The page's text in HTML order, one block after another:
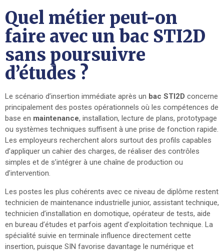
Quel métier peut-on
faire avec un bac STI2D
sans poursuivre
d’études ?
Le scénario d’insertion immédiate après un bac STI2D concerne
principalement des postes opérationnels où les compétences de
base en maintenance, installation, lecture de plans, prototypage
ou systèmes techniques suffisent à une prise de fonction rapide.
Les employeurs recherchent alors surtout des profils capables
d’appliquer un cahier des charges, de réaliser des contrôles
simples et de s’intégrer à une chaîne de production ou
d’intervention.
Les postes les plus cohérents avec ce niveau de diplôme restent
technicien de maintenance industrielle junior, assistant technique,
technicien d’installation en domotique, opérateur de tests, aide
en bureau d’études et parfois agent d’exploitation technique. La
spécialité suivie en terminale influence directement cette
insertion, puisque SIN favorise davantage le numérique et